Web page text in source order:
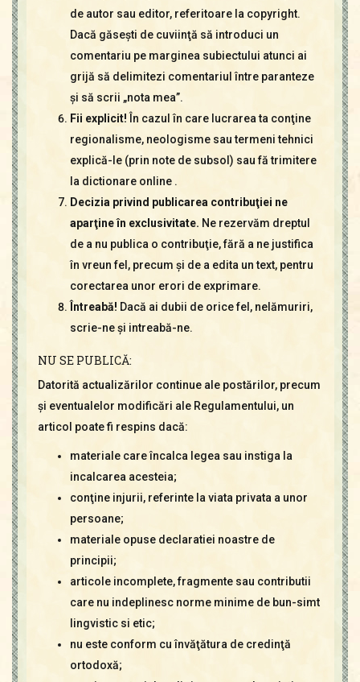
de autor sau editor, referitoare la copyright.
Dacă găseşti de cuviinţă să introduci un
comentariu pe marginea subiectului atunci ai
grijă să delimitezi comentariul între paranteze
şi să scrii „nota mea”.
Fii explicit!În cazul în care lucrarea ta conţine
regionalisme, neologisme sau termeni tehnici
explică-le (prin note de subsol) sau fă trimitere
la dictionare online .
Decizia privind publicarea contribuţiei ne
aparţine în exclusivitate. Ne rezervăm dreptul
de a nu publica o contribuţie, fără a ne justifica
în vreun fel, precum şi de a edita un text, pentru
corectarea unor erori de exprimare.
Întreabă! Dacă ai dubii de orice fel, nelămuriri,
scrie-ne şi intreabă-ne.
NU SE PUBLICĂ:
Datorită actualizărilor continue ale postărilor, precum
şi eventualelor modificări ale Regulamentului, un
articol poate fi respins dacă:
materiale care încalca legea sau instiga la
incalcarea acesteia;
conţine injurii, referinte la viata privata a unor
persoane;
materiale opuse declaratiei noastre de
principii;
articole incomplete, fragmente sau contributii
care nu indeplinesc norme minime de bun-simt
lingvistic si etic;
nu este conform cu învăţătura de credinţă
ortodoxă;